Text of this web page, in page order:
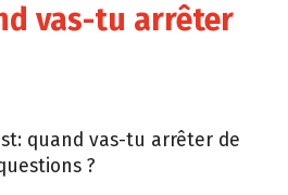
vas-tu arrêter
quand vas-tu arrêter de
?